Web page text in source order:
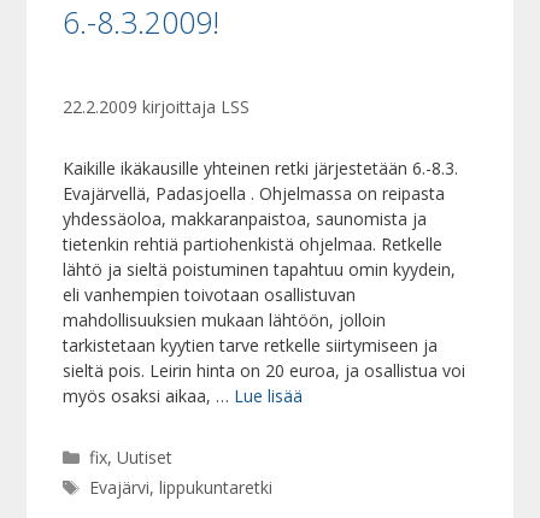
6.-8.3.2009!
22.2.2009 kirjoittaja LSS
Kaikille ikäkausille yhteinen retki järjestetään 6.-8.3.
Evajärvellä, Padasjoella . Ohjelmassa on reipasta
yhdessäoloa, makkaranpaistoa, saunomista ja
tietenkin rehtiä partiohenkistä ohjelmaa. Retkelle
lähtö ja sieltä poistuminen tapahtuu omin kyydein,
eli vanhempien toivotaan osallistuvan
mahdollisuuksien mukaan lähtöön, jolloin
tarkistetaan kyytien tarve retkelle siirtymiseen ja
sieltä pois. Leirin hinta on 20 euroa, ja osallistua voi
myös osaksi aikaa, … Lue lisää
Kategoriat
fix, Uutiset
Avainsanat
Evajärvi, lippukuntaretki